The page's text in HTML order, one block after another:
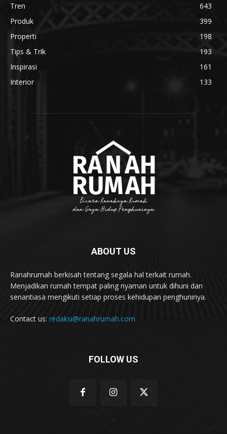
Tren
643
Produk
399
Properti
198
Tips & Trik
193
Inspirasi
161
Interior
133
ABOUT US
Ranahrumah berkisah tentang segala hal terkait rumah.
Menjadikan rumah tempat paling nyaman untuk dihuni dan
senantiasa mengikuti setiap proses kehidupan penghuninya.
Contact us: redaksi@ranahrumah.com
FOLLOW US